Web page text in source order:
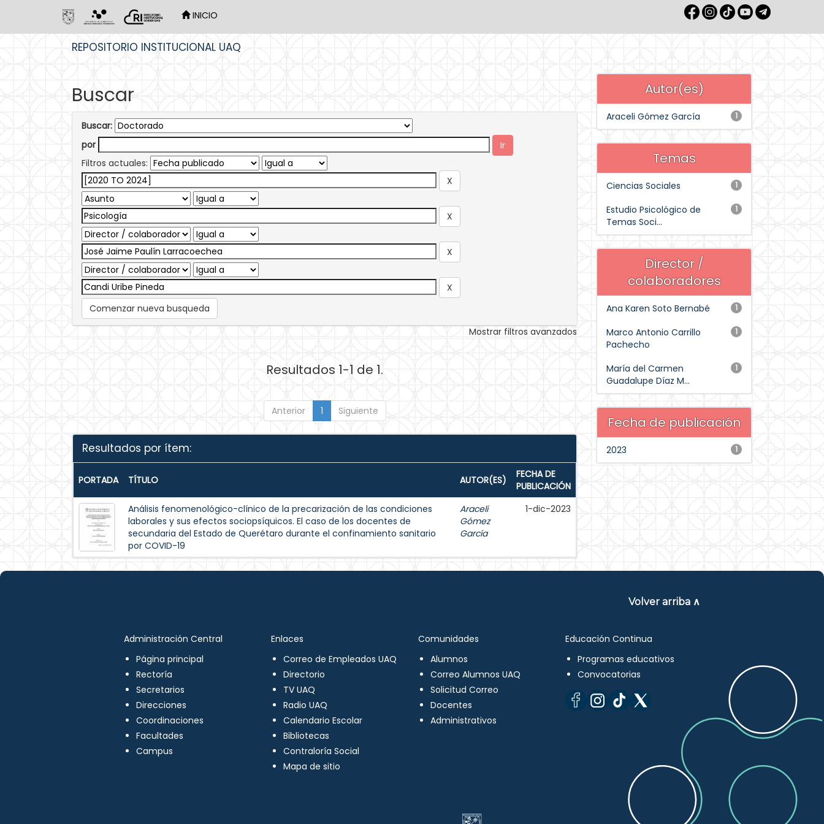
INICIO
REPOSITORIO INSTITUCIONAL UAQ
Buscar
Buscar:
por
Filtros actuales:
Comenzar nueva busqueda
Mostrar filtros avanzados
Resultados 1-1 de 1.
Anterior 1 Siguiente
Resultados por ítem:
PORTADA TÍTULO AUTOR(ES)
FECHA DE
PUBLICACIÓN
Análisis fenomenológico-clínico de la precarización de las condiciones
laborales y sus efectos sociopsíquicos. El caso de los docentes de
secundaria del Estado de Querétaro durante el confinamiento sanitario
por COVID-19
Araceli
Gómez
García
1-dic-2023
Autor(es)
1
Araceli Gómez García
Temas
1
Ciencias Sociales
1
Estudio Psicológico de
Temas Soci...
Director /
colaboradores
1
Ana Karen Soto Bernabé
1
Marco Antonio Carrillo
Pachecho
1
María del Carmen
Guadalupe Díaz M...
Fecha de publicación
1
2023
Volver arriba ∧
Administración Central
Página principal
Rectoría
Secretarios
Direcciones
Coordinaciones
Facultades
Campus
Enlaces
Correo de Empleados UAQ
Directorio
TV UAQ
Radio UAQ
Calendario Escolar
Bibliotecas
Contraloría Social
Mapa de sitio
Comunidades
Alumnos
Correo Alumnos UAQ
Solicitud Correo
Docentes
Administrativos
Educación Continua
Programas educativos
Convocatorias